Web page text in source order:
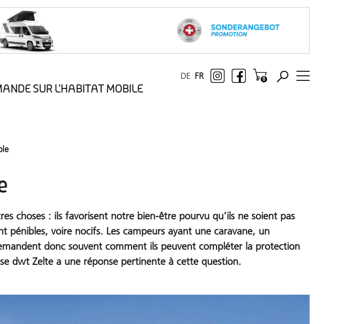
SUR L'HABITAT MOBILE
FR
DE
choses : ils favorisent notre bien-être pourvu qu’ils ne soient pas
pénibles, voire nocifs. Les campeurs ayant une caravane, un
donc souvent comment ils peuvent compléter la protection
dwt Zelte a une réponse pertinente à cette question.